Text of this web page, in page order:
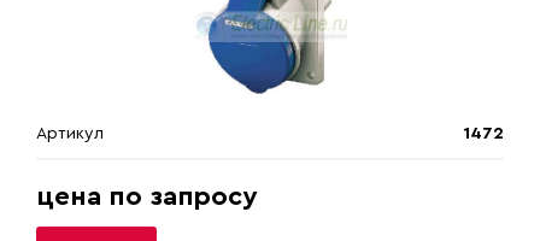
Артикул 1472
цена по запросу